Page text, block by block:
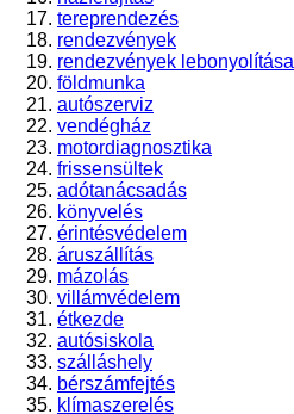
tereprendezés
rendezvények
rendezvények lebonyolítása
földmunka
autószerviz
vendégház
motordiagnosztika
frissensültek
adótanácsadás
könyvelés
érintésvédelem
áruszállítás
mázolás
villámvédelem
étkezde
autósiskola
szálláshely
bérszámfejtés
klímaszerelés